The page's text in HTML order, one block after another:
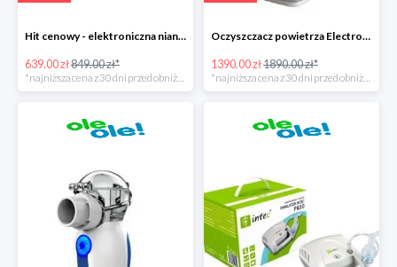
Hit cenowy - elektroniczna niania Alecto DVM-200
639.00 zł849.00 zł*
*najniższa cena z 30 dni przed obniżką
Oczyszczacz powietrza Electrolux Pure A9
1390.00 zł1890.00 zł*
*najniższa cena z 30 dni przed obniżką